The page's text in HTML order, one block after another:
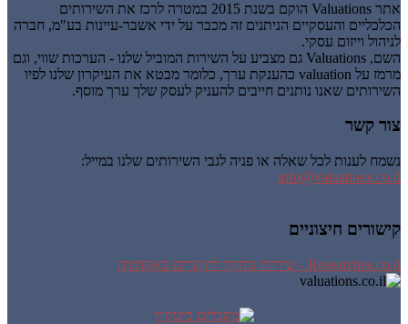
אתר Valuations הוקם בשנת 2015 במטרה לרכז את השירותים
הכלכליים והעסקיים הניתנים זה מכבר על ידי אשבר-עיינות בע"מ, חברה
לניהול וייזום עסקי.
השם, Valuations גם מצביע על השירות המוביל שלנו - הערכות שווי, וגם
מרמז על valuation כהענקת ערך, כלומר מבטא את העיקרון שלנו לפיו
השירותים שאנו נותנים חייבים להעניק לעסק שלך ערך מוסף.
צור קשר
נשמח לענות לכל שאלה או פניה לגבי השירותים שלנו במייל:
info@valuations.co.il
קישורים חיצוניים
Researches.co.il - שירותי מחקר לחוקרים באקדמיה